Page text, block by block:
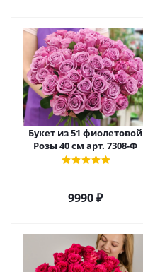
Букет из 51 фиолетовой
Розы 40 см арт. 7308-Ф
9990 ₽